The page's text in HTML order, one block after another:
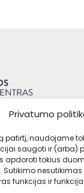
Privatumo
patirtį, naudojame
saugoti ir (arba)
apdoroti tokius
Sutikimo
funkcijas ir